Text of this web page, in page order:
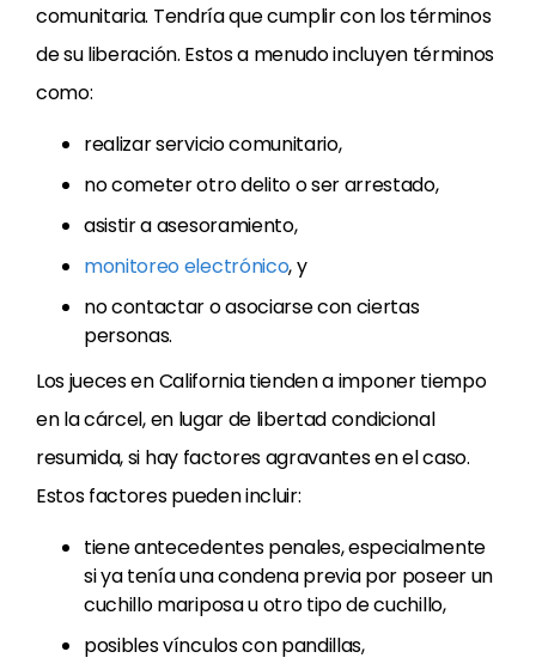
comunitaria. Tendría que cumplir con los términos
de su liberación. Estos a menudo incluyen términos
como:
realizar servicio comunitario,
no cometer otro delito o ser arrestado,
asistir a asesoramiento,
monitoreo electrónico, y
no contactar o asociarse con ciertas
personas.
Los jueces en California tienden a imponer tiempo
en la cárcel, en lugar de libertad condicional
resumida, si hay factores agravantes en el caso.
Estos factores pueden incluir:
tiene antecedentes penales, especialmente
si ya tenía una condena previa por poseer un
cuchillo mariposa u otro tipo de cuchillo,
posibles vínculos con pandillas,